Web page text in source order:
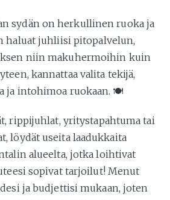
sydän on herkullinen ruoka ja
haluat juhliisi pitopalvelun,
niin makuhermoihin kuin
kannattaa valita tekijä,
ja intohimoa ruokaan. 🍽️
rippijuhlat, yritystapahtuma tai
löydät useita laadukkaita
alueelta, jotka loihtivat
sopivat tarjoilut! Menut
ja budjettisi mukaan, joten